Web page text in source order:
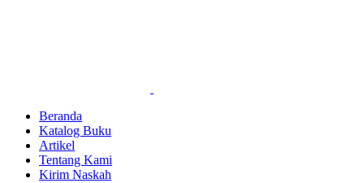
Beranda
Katalog Buku
Artikel
Tentang Kami
Kirim Naskah